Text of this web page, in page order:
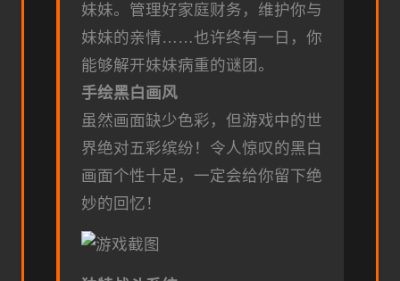
妹妹。管理好家庭财务，维护你与
妹妹的亲情……也许终有一日，你
能够解开妹妹病重的谜团。
手绘黑白画风
虽然画面缺少色彩，但游戏中的世
界绝对五彩缤纷！令人惊叹的黑白
画面个性十足，一定会给你留下绝
妙的回忆！